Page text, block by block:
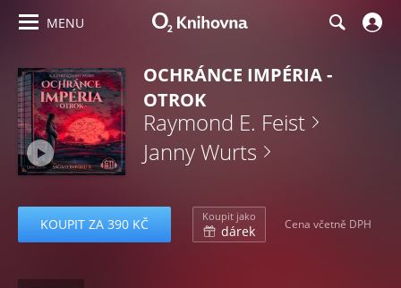
MENU
OCHRÁNCE IMPÉRIA -
OTROK
Raymond E. Feist
Janny Wurts
KOUPIT ZA 390 KČ Koupit jako
dárek Cena včetně DPH